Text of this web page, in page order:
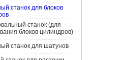
станок для блоков
станок (для
блоков цилиндров)
станок для шатунов